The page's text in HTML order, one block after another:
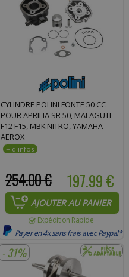
CYLINDRE POLINI FONTE 50 CC
POUR APRILIA SR 50, MALAGUTI
F12 F15, MBK NITRO, YAMAHA
AEROX
197.99 €
254.00 €
AJOUTER AU PANIER
Expédition Rapide
Payer en 4x sans frais avec Paypal*
- 31%